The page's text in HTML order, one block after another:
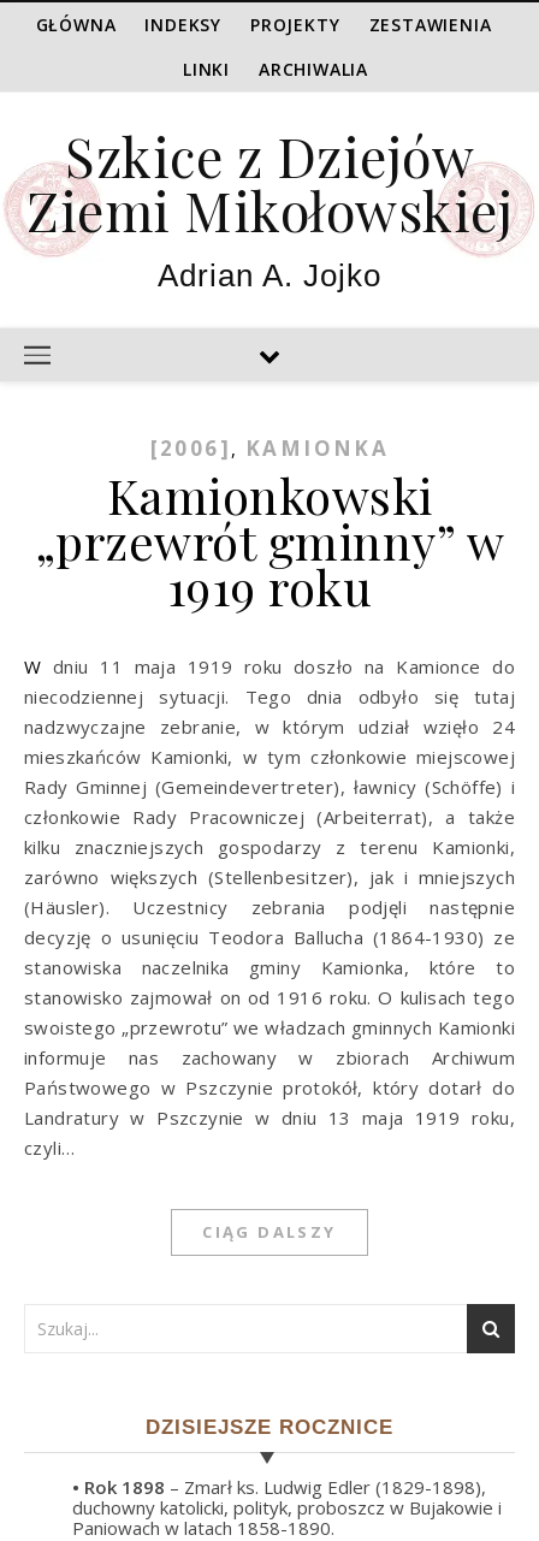
GŁÓWNA INDEKSY PROJEKTY
ZESTAWIENIA
LINKI
ARCHIWALIA
Szkice z Dziejów
Ziemi Mikołowskiej
Adrian A. Jojko
[2006] , KAMIONKA
Kamionkowski
„przewrót gminny” w
1919 roku
W dniu 11 maja 1919 roku doszło na Kamionce do
niecodziennej sytuacji. Tego dnia odbyło się tutaj
nadzwyczajne zebranie, w którym udział wzięło 24
mieszkańców Kamionki, w tym członkowie miejscowej
Rady Gminnej (Gemeindevertreter), ławnicy (Schöffe) i
członkowie Rady Pracowniczej (Arbeiterrat), a także
kilku znaczniejszych gospodarzy z terenu Kamionki,
zarówno większych (Stellenbesitzer), jak i mniejszych
(Häusler). Uczestnicy zebrania podjęli następnie
decyzję o usunięciu Teodora Ballucha (1864-1930) ze
stanowiska naczelnika gminy Kamionka, które to
stanowisko zajmował on od 1916 roku. O kulisach tego
swoistego „przewrotu” we władzach gminnych Kamionki
informuje nas zachowany w zbiorach Archiwum
Państwowego w Pszczynie protokół, który dotarł do
Landratury w Pszczynie w dniu 13 maja 1919 roku,
czyli…
CIĄG DALSZY
DZISIEJSZE ROCZNICE
• Rok 1898 – Zmarł ks. Ludwig Edler (1829-1898),
duchowny katolicki, polityk, proboszcz w Bujakowie i
Paniowach w latach 1858-1890.